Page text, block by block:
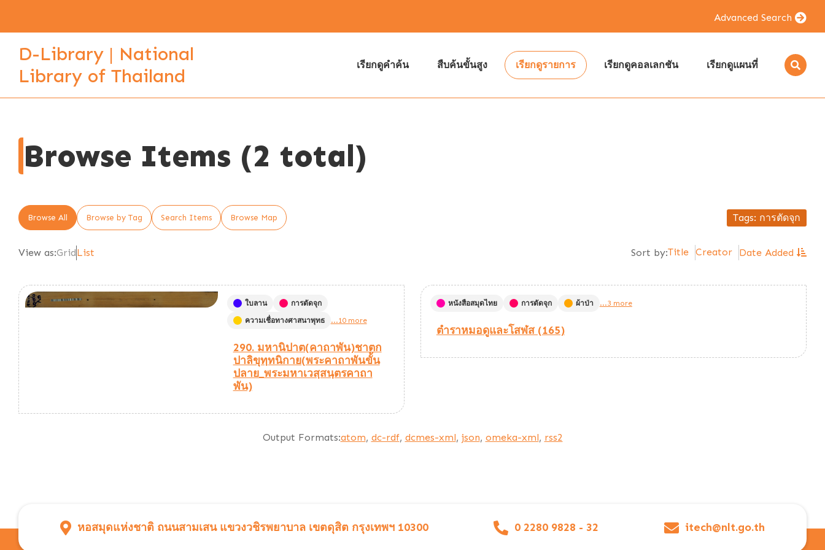
Advanced Search
D-Library | National
Library of Thailand
เรียกดูคำค้น สืบค้นขั้นสูง เรียกดูรายการ เรียกดูคอลเลกชัน เรียกดูแผนที่
Browse Items (2 total)
Browse All Browse by Tag Search Items Browse Map Tags: การตัดจุก
View as:GridList Sort by:Title Creator Date Added
ใบลาน
การตัดจุก
ความเชื่อทางศาสนาพุทธ
...10 more
290. มหานิปาต(คาถาพัน)ชาตก
ปาลิขุทฺทนิกาย(พระคาถาพันขั้น
ปลาย_พระมหาเวสฺสนฺตรคาถา
พัน)
หนังสือสมุดไทย การตัดจุก ผ้าป่า ...3 more
ตำราหมอดูและโสฬส (165)
Output Formats:atom, dc-rdf, dcmes-xml, json, omeka-xml, rss2
หอสมุดแห่งชาติ ถนนสามเสน แขวงวชิรพยาบาล เขตดุสิต กรุงเทพฯ 10300 0 2280 9828 - 32 itech@nlt.go.th